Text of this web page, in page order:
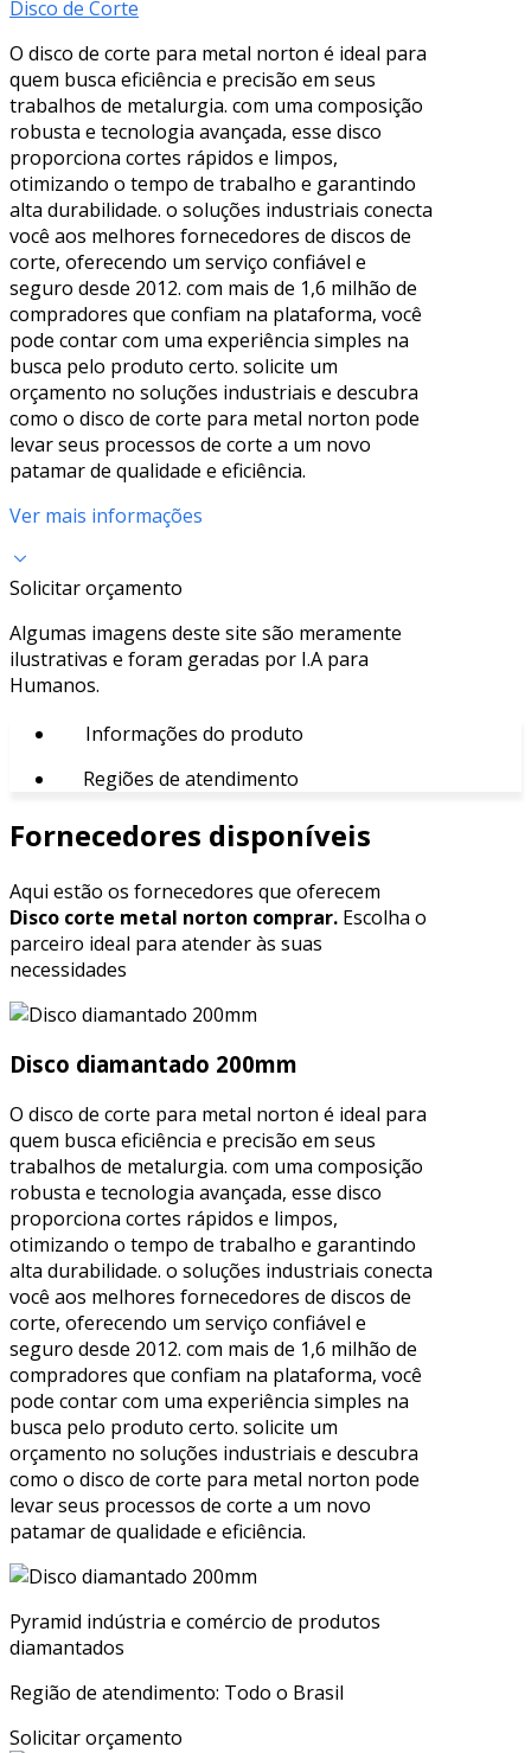
Disco de Corte
O disco de corte para metal norton é ideal para
quem busca eficiência e precisão em seus
trabalhos de metalurgia. com uma composição
robusta e tecnologia avançada, esse disco
proporciona cortes rápidos e limpos,
otimizando o tempo de trabalho e garantindo
alta durabilidade. o soluções industriais conecta
você aos melhores fornecedores de discos de
corte, oferecendo um serviço confiável e
seguro desde 2012. com mais de 1,6 milhão de
compradores que confiam na plataforma, você
pode contar com uma experiência simples na
busca pelo produto certo. solicite um
orçamento no soluções industriais e descubra
como o disco de corte para metal norton pode
levar seus processos de corte a um novo
patamar de qualidade e eficiência.
Ver mais informações
Solicitar orçamento
Algumas imagens deste site são meramente
ilustrativas e foram geradas por I.A para
Humanos.
Informações do produto
Regiões de atendimento
Fornecedores disponíveis
Aqui estão os fornecedores que oferecem
Disco corte metal norton comprar. Escolha o
parceiro ideal para atender às suas
necessidades
Disco diamantado 200mm
O disco de corte para metal norton é ideal para
quem busca eficiência e precisão em seus
trabalhos de metalurgia. com uma composição
robusta e tecnologia avançada, esse disco
proporciona cortes rápidos e limpos,
otimizando o tempo de trabalho e garantindo
alta durabilidade. o soluções industriais conecta
você aos melhores fornecedores de discos de
corte, oferecendo um serviço confiável e
seguro desde 2012. com mais de 1,6 milhão de
compradores que confiam na plataforma, você
pode contar com uma experiência simples na
busca pelo produto certo. solicite um
orçamento no soluções industriais e descubra
como o disco de corte para metal norton pode
levar seus processos de corte a um novo
patamar de qualidade e eficiência.
Pyramid indústria e comércio de produtos
diamantados
Região de atendimento: Todo o Brasil
Solicitar orçamento